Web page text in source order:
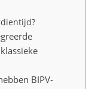
BIPV-